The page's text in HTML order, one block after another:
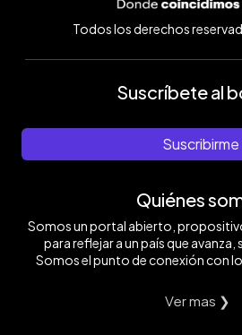
Todos los derechos
Suscríbete al
Suscribirme
Quiénes
Somos un portal abierto,
para reflejar a un país que avanza,
Somos el punto de conexión con lo
Ver mas ❯